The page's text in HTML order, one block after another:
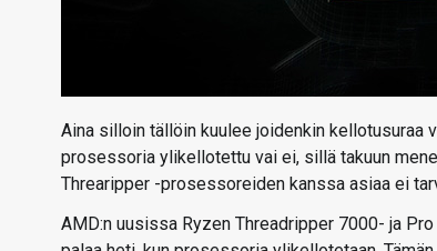
Aina silloin tällöin kuulee joidenkin kellotusuraa
prosessoria ylikellotettu vai ei, sillä takuun
Threaripper -prosessoreiden kanssa asiaa ei
AMD:n uusissa Ryzen Threadripper 7000- ja